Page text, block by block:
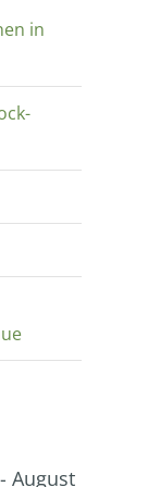
in
- August